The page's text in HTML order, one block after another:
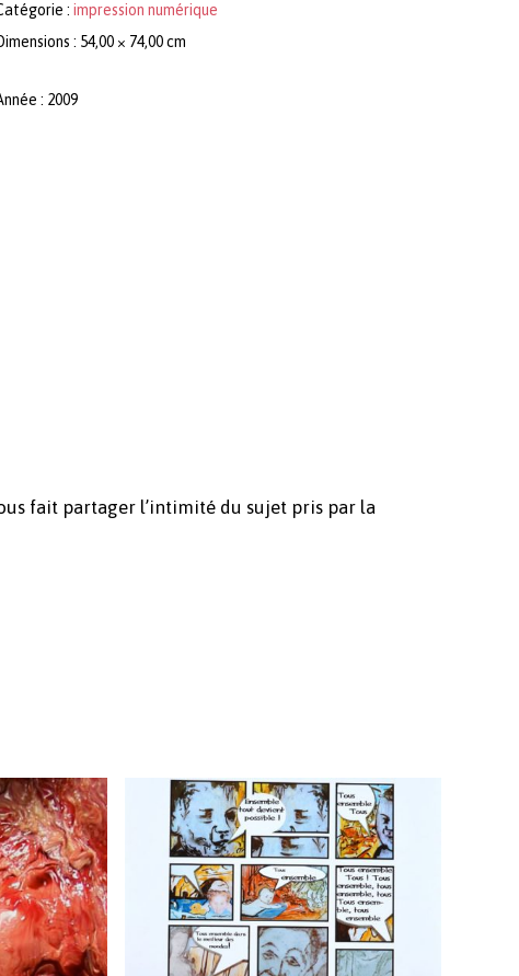
: impression numérique
: 54,00 × 74,00 cm
: 2009
fait partager l’intimité du sujet pris par la